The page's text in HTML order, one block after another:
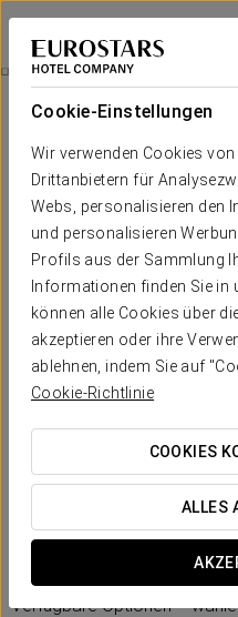
Cookie-Einstellungen
Wir verwenden Cookies
Drittanbietern für
Webs, personalisieren den
und personalisieren
Profils aus der Sammlung
Informationen finden Sie in
können alle Cookies über
akzeptieren oder ihre
ablehnen, indem Sie auf
Cookie-Richtlinie
COOKIES
ALLES
Eurostars Sitges
BARCELONA - SITGES
Wellness & Gourmet Pass
Ab 89 € pro Person
Wellness &
Entfliehen Sie dem Alltag,
unseres Spa-Bereichs
einem einzigartigen
ideale Plan, um sich
tanken und die beste
Verfügbare Optionen –